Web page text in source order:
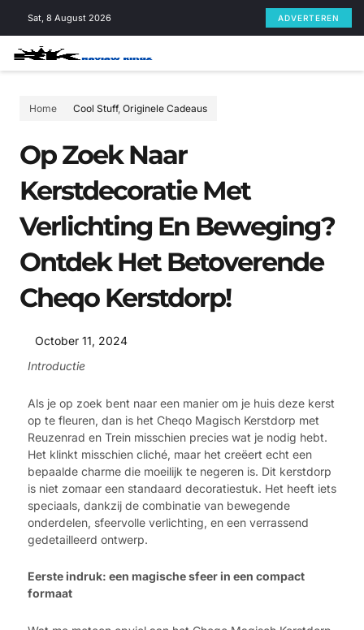
Sat, 8 August 2026 ADVERTEREN
Home Cool Stuff, Originele Cadeaus
Op Zoek Naar
Kerstdecoratie Met
Verlichting En Beweging?
Ontdek Het Betoverende
Cheqo Kerstdorp!
October 11, 2024
Introductie
Als je op zoek bent naar een manier om je huis deze kerst
op te fleuren, dan is het Cheqo Magisch Kerstdorp met
Reuzenrad en Trein misschien precies wat je nodig hebt.
Het klinkt misschien cliché, maar het creëert echt een
bepaalde charme die moeilijk te negeren is. Dit kerstdorp
is niet zomaar een standaard decoratiestuk. Het heeft iets
speciaals, dankzij de combinatie van bewegende
onderdelen, sfeervolle verlichting, en een verrassend
gedetailleerd ontwerp.
Eerste indruk: een magische sfeer in een compact
formaat